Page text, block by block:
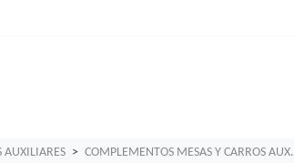
AUXILIARES COMPLEMENTOS MESAS Y CARROS AUX.